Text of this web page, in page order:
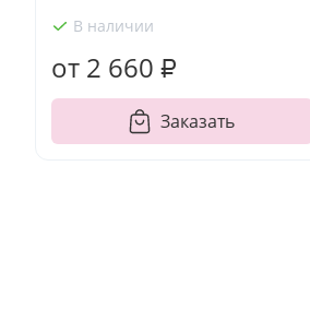
В наличии
от 2 660 ₽
Заказать